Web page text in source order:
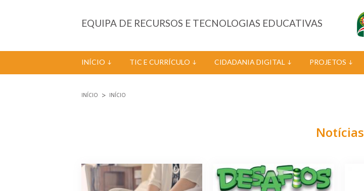
EQUIPA DE RECURSOS E TECNOLOGIAS EDUCATIVAS
INÍCIO TIC E CURRÍCULO CIDADANIA DIGITAL PROJETOS
INÍCIO INÍCIO
Notícias
Páginas